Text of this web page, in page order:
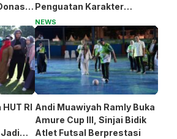
Penguatan Karakter
Generasi Muda
NEWS
RI Andi Muawiyah Ramly Buka
Amure Cup III, Sinjai Bidik
Atlet Futsal Berprestasi